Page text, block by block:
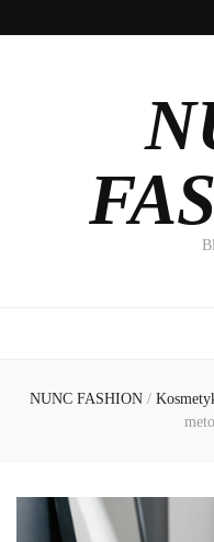
NUNC FASHION /